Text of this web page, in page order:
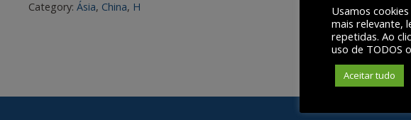
Category: Ásia, China, H
Usamos
mais relevante,
repetidas. Ao
uso de TODOS
Aceitar tudo